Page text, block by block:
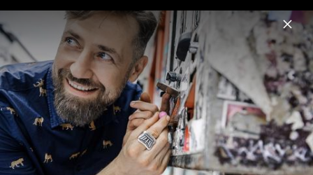
Menu
Bürger Lars Dietrich
Home News Musik Videos Fotos Biografie
Bilder von Bürger Lars Dietrich